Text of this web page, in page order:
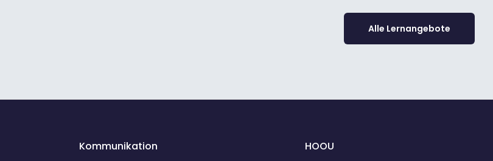
Klinik. Dabei werfen wir einen
den derzeitigen Notstand in der
Versorgung und die Auswirkungen
Alle Lernangebote
Kommunikation HOOU